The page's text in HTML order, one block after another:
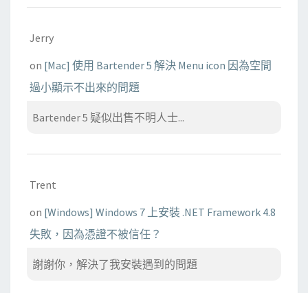
Jerry
on [Mac] 使用 Bartender 5 解決 Menu icon 因為空間
過小顯示不出來的問題
Bartender 5 疑似出售不明人士...
Trent
on [Windows] Windows 7 上安裝 .NET Framework 4.8
失敗，因為憑證不被信任？
謝謝你，解決了我安裝遇到的問題